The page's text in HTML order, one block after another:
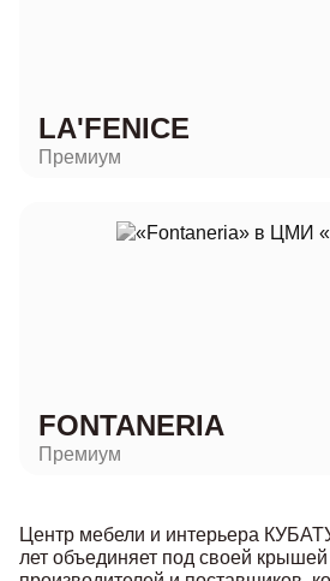
LA'FENICE
Премиум
FONTANERIA
Премиум
Центр мебели и интерьера
лет объединяет под своей